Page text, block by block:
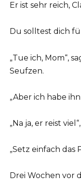
Er ist sehr reich,
Du solltest dich
„Tue ich, Mom“,
Seufzen.
„Aber ich habe
„Na ja, er reist
„Setz einfach das
Drei Wochen vor